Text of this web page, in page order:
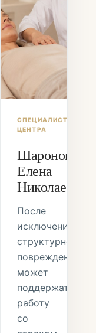
СПЕЦИАЛИСТ
ЦЕНТРА
Шаронова
Елена
Николаевна
После
исключения
структурного
повреждения
может
поддержать
работу
со